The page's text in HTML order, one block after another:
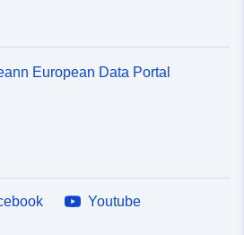
European Data Portal
Youtube